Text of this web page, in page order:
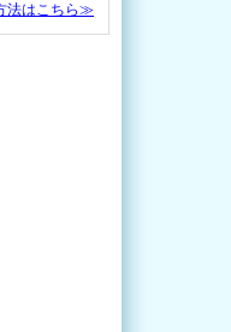
法はこちら≫